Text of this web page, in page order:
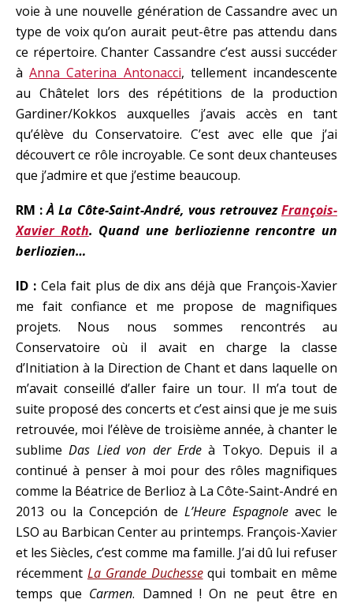
voie à une nouvelle génération de Cassandre avec un
type de voix qu’on aurait peut-être pas attendu dans
ce répertoire. Chanter Cassandre c’est aussi succéder
àAnna Caterina Antonacci, tellement incandescente
au Châtelet lors des répétitions de la production
Gardiner/Kokkos auxquelles j’avais accès en tant
qu’élève du Conservatoire. C’est avec elle que j’ai
découvert ce rôle incroyable. Ce sont deux chanteuses
que j’admire et que j’estime beaucoup.
RM :À La Côte-Saint-André, vous retrouvezFrançois-
Xavier Roth. Quand une berliozienne rencontre un
berliozien…
ID :Cela fait plus de dix ans déjà que François-Xavier
me fait confiance et me propose de magnifiques
projets. Nous nous sommes rencontrés au
Conservatoire où il avait en charge la classe
d’Initiation à la Direction de Chant et dans laquelle on
m’avait conseillé d’aller faire un tour. Il m’a tout de
suite proposé des concerts et c’est ainsi que je me suis
retrouvée, moi l’élève de troisième année, à chanter le
sublime Das Lied von der Erde à Tokyo. Depuis il a
continué à penser à moi pour des rôles magnifiques
comme la Béatrice de Berlioz à La Côte-Saint-André en
2013 ou la Concepción de L’Heure Espagnole avec le
LSO au Barbican Center au printemps. François-Xavier
et les Siècles, c’est comme ma famille. J’ai dû lui refuser
récemment La Grande Duchessequi tombait en même
temps que Carmen. Damned ! On ne peut être en